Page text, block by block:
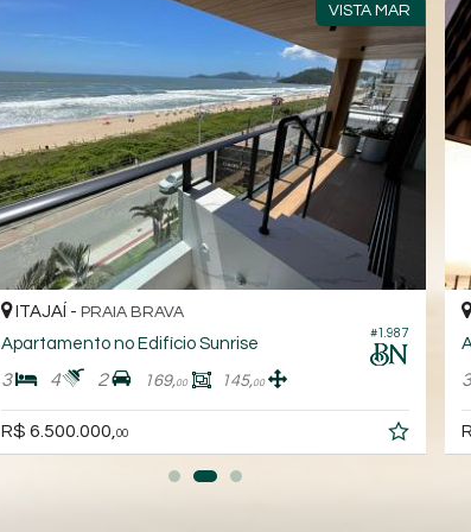
VISTA MAR
#1.987
ITAJAÍ - PRAIA BRAVA
Apartamento no Edifício Sunrise
3 4 2 169,00 145,00
R$ 6.500.000,00
3